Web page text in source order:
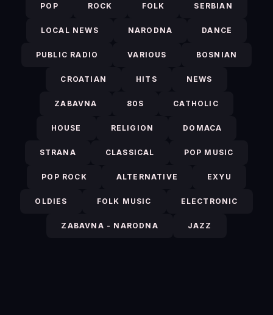
POP ROCK FOLK SERBIAN
LOCAL NEWS NARODNA DANCE
PUBLIC RADIO VARIOUS BOSNIAN
CROATIAN HITS NEWS
ZABAVNA 80S CATHOLIC
HOUSE RELIGION DOMACA
STRANA CLASSICAL POP MUSIC
POP ROCK ALTERNATIVE EXYU
OLDIES FOLK MUSIC ELECTRONIC
ZABAVNA - NARODNA JAZZ